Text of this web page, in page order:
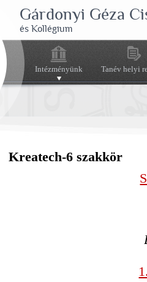
Gárdonyi Géza
és Kollégium
Intézményünk Tanév helyi
Kreatech-6 szakkör